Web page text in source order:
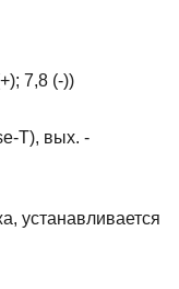
7,8 (-))
T), вых. -
устанавливается